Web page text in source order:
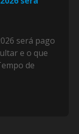
será pago
e o que
de